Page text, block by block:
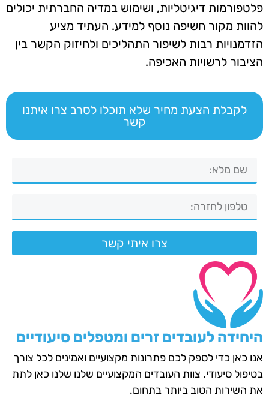
פלטפורמות דיגיטליות, ושימוש במדיה החברתית יכולים
להוות מקור חשיפה נוסף למידע. העתיד מציע
הזדמנויות רבות לשיפור התהליכים ולחיזוק הקשר בין
הציבור לרשויות האכיפה.
לקבלת הצעת מחיר שלא תוכלו לסרב צרו איתנו
קשר
צרו איתי קשר
היחידה לעובדים זרים ומטפלים סיעודיים
אנו כאן כדי לספק לכם פתרונות מקצועיים ואמינים לכל צורך
בטיפול סיעודי. צוות העובדים המקצועיים שלנו שלנו כאן לתת
את השירות הטוב ביותר בתחום.